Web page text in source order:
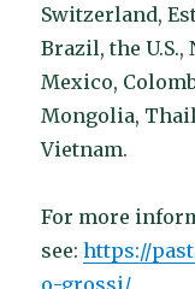
Switzerland,
Brazil, the
Mexico,
Mongolia,
Vietnam.
For more
see:https://
o-grossi/